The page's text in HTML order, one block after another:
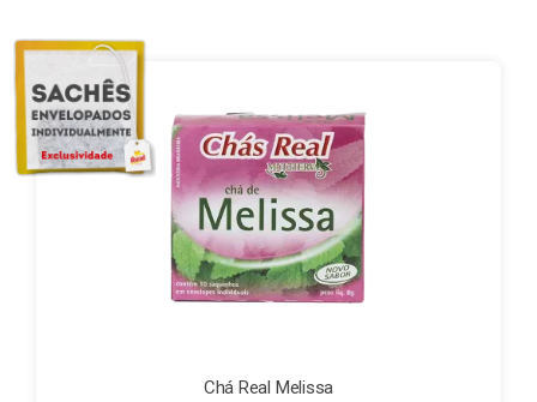
Finalização de compra
Exportação
Blog
Chá Real Melissa